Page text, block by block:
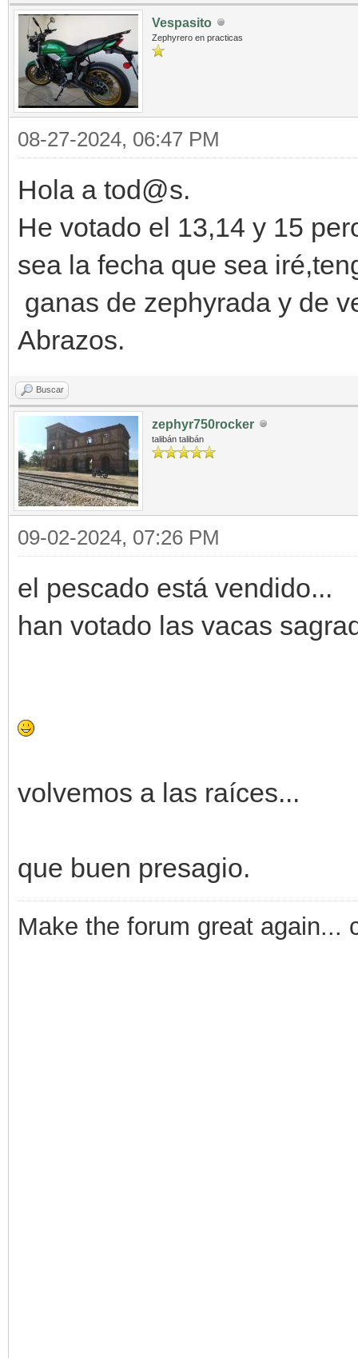
Vespasito
Zephyrero en practicas
08-27-2024, 06:47 PM
Hola a tod@s.
He votado el 13,14 y 15
sea la fecha que sea
ganas de zephyrada y de
Abrazos.
Buscar
zephyr750rocker
talibán talibán
09-02-2024, 07:26 PM
el pescado está vendido...
han votado las vacas
volvemos a las raíces...
que buen presagio.
Make the forum great again...